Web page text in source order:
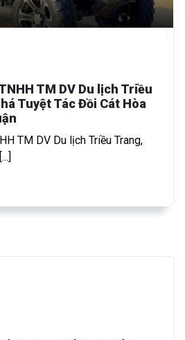
TM DV Du lịch Triều
Tuyệt Tác Đồi Cát Hòa
TM DV Du lịch Triều Trang,